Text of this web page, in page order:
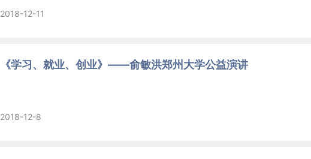
2018-12-11
《学习、就业、创业》——俞敏洪郑州大学公益演讲
2018-12-8